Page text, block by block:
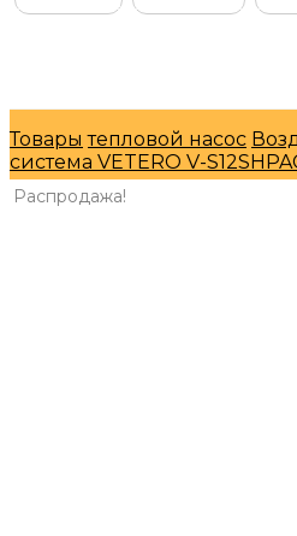
Товары тепловой насос
система VETERO V-
Распродажа!